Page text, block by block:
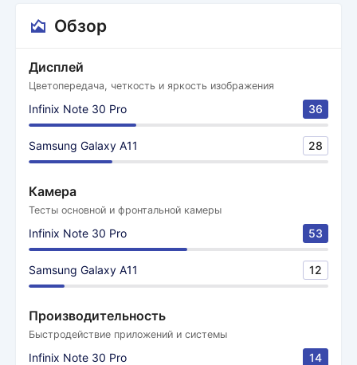
Обзор
Дисплей
Цветопередача, четкость и яркость изображения
Infinix Note 30 Pro 36
Samsung Galaxy A11 28
Камера
Тесты основной и фронтальной камеры
Infinix Note 30 Pro 53
Samsung Galaxy A11 12
Производительность
Быстродействие приложений и системы
Infinix Note 30 Pro 14